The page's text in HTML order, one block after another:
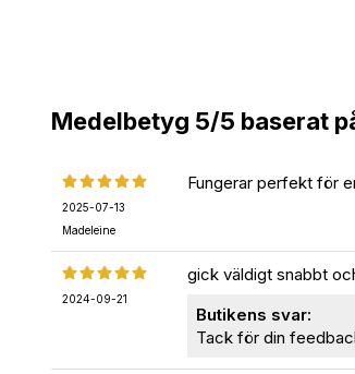
Medelbetyg 5/5 baserat
2025-07-13
Madeleine
Fungerar perfekt för
2024-09-21
gick väldigt snabbt
Butikens svar:
Tack för din